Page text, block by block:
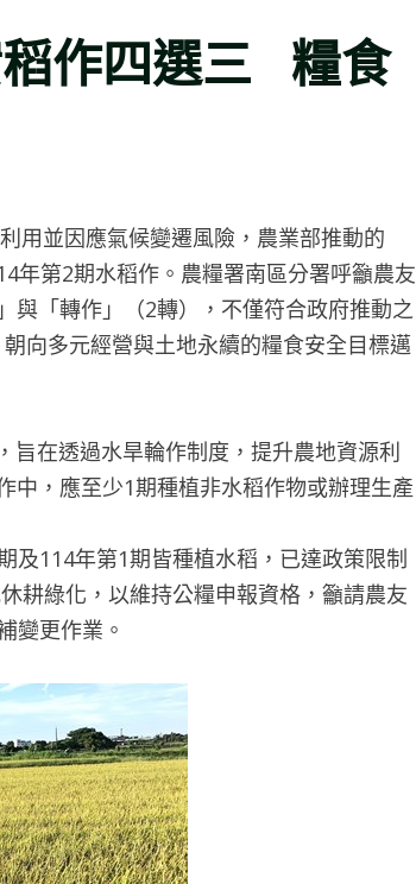
作四選三 糧食
用並因應氣候變遷風險，農業部推動的
年第2期水稻作。農糧署南區分署呼籲農友
與「轉作」（2轉），不僅符合政府推動之
向多元經營與土地永續的糧食安全目標邁
在透過水旱輪作制度，提升農地資源利
中，應至少1期種植非水稻作物或辦理生產
及114年第1期皆種植水稻，已達政策限制
耕綠化，以維持公糧申報資格，籲請農友
變更作業。